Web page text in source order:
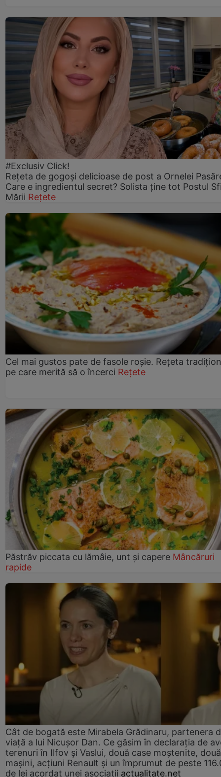
#Exclusiv Click!
Rețeta de gogoşi delicioase de post a Ornelei
Care e ingredientul secret? Solista ține tot Postul
Mării Rețete
Cel mai gustos pate de fasole roșie. Rețeta
pe care merită să o încerci Rețete
Păstrăv piccata cu lămâie, unt și capere Mâncăruri
rapide
Cât de bogată este Mirabela Grădinaru, partenera
viață a lui Nicușor Dan. Ce găsim în declarația de
terenuri în Ilfov și Vaslui, două case moștenite, două
mașini, acțiuni Renault și un împrumut de peste
de lei acordat unei asociații actualitate.net